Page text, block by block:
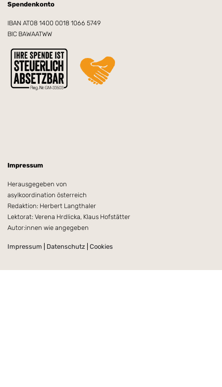
Spendenkonto
IBAN AT08 1400 0018 1066 5749
BIC BAWAATWW
Impressum
Herausgegeben von
asylkoordination österreich
Redaktion: Herbert Langthaler
Lektorat: Verena Hrdlicka, Klaus Hofstätter
Autor:innen wie angegeben
Impressum Datenschutz Cookies